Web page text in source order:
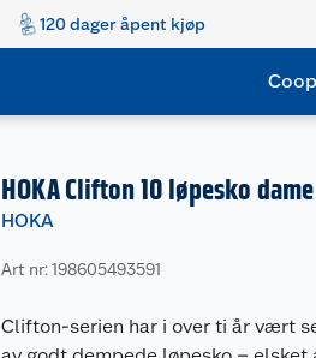
120 dager åpent kjøp
HOKA Clifton 10 løpesko dame
HOKA
Art nr: 198605493591
Clifton-serien har i over ti år vært